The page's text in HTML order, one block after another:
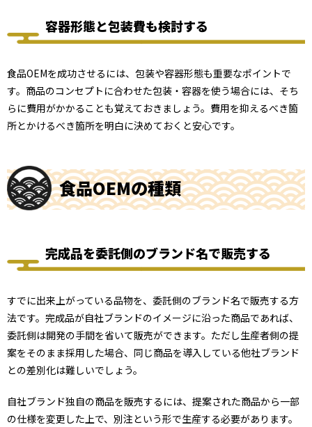
容器形態と包装費も検討する
食品OEMを成功させるには、包装や容器形態も重要なポイントで
す。商品のコンセプトに合わせた包装・容器を使う場合には、そち
らに費用がかかることも覚えておきましょう。費用を抑えるべき箇
所とかけるべき箇所を明白に決めておくと安心です。
食品OEMの種類
完成品を委託側のブランド名で販売する
すでに出来上がっている品物を、委託側のブランド名で販売する方
法です。完成品が自社ブランドのイメージに沿った商品であれば、
委託側は開発の手間を省いて販売ができます。ただし生産者側の提
案をそのまま採用した場合、同じ商品を導入している他社ブランド
との差別化は難しいでしょう。
自社ブランド独自の商品を販売するには、提案された商品から一部
の仕様を変更した上で、別注という形で生産する必要があります。